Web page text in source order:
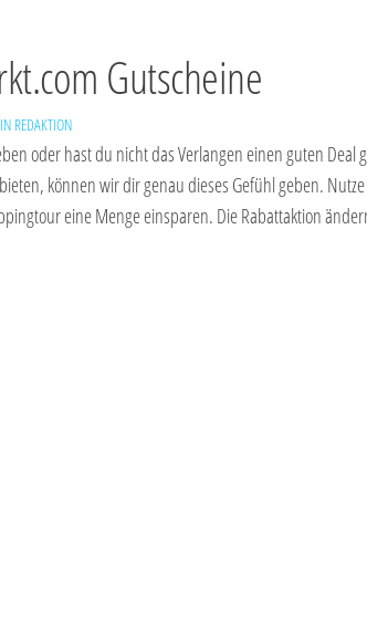
Gutscheine
REDAKTION
oder hast du nicht das Verlangen einen guten
können wir dir genau dieses Gefühl geben.
eine Menge einsparen. Die Rabattaktion